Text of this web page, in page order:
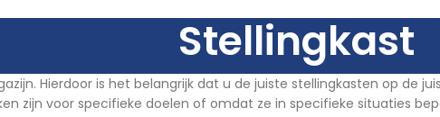
Stellingkast
Hierdoor is het belangrijk dat u de juiste stellingkasten op de
zijn voor specifieke doelen of omdat ze in specifieke situaties